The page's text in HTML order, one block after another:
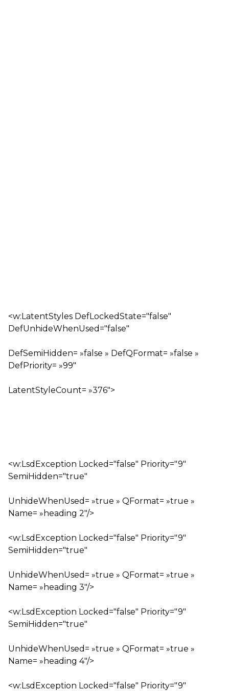
<w:LatentStyles DefLockedState="false"
DefUnhideWhenUsed="false"
DefSemiHidden= »false » DefQFormat= »false »
DefPriority= »99″
LatentStyleCount= »376″>
<w:LsdException Locked="false" Priority="9"
SemiHidden="true"
UnhideWhenUsed= »true » QFormat= »true »
Name= »heading 2″/>
<w:LsdException Locked="false" Priority="9"
SemiHidden="true"
UnhideWhenUsed= »true » QFormat= »true »
Name= »heading 3″/>
<w:LsdException Locked="false" Priority="9"
SemiHidden="true"
UnhideWhenUsed= »true » QFormat= »true »
Name= »heading 4″/>
<w:LsdException Locked="false" Priority="9"